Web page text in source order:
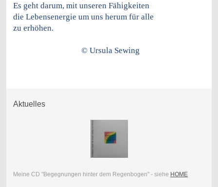
Es geht darum, mit unseren Fähigkeiten
die Lebensenergie um uns herum für alle
zu erhöhen.
© Ursula Sewing
Aktuelles
Meine CD "Begegnungen hinter dem Regenbogen" - siehe HOME